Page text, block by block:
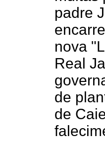
padre
nova
Real
de
de